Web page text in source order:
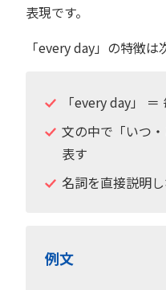
表現です。
「every day」の特徴は
「every day」 ＝
文の中で「いつ
表す
名詞を直接説明
例文